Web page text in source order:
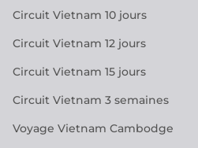
Circuit Vietnam 10 jours
Circuit Vietnam 12 jours
Circuit Vietnam 15 jours
Circuit Vietnam 3 semaines
Voyage Vietnam Cambodge